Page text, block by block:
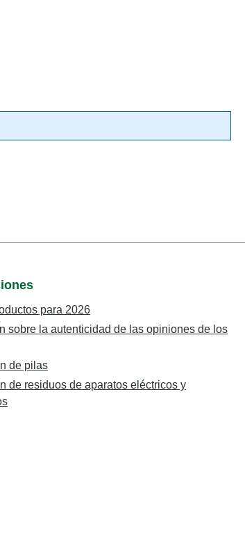
para 2026
sobre la autenticidad de las opiniones de los
de pilas
de residuos de aparatos eléctricos y